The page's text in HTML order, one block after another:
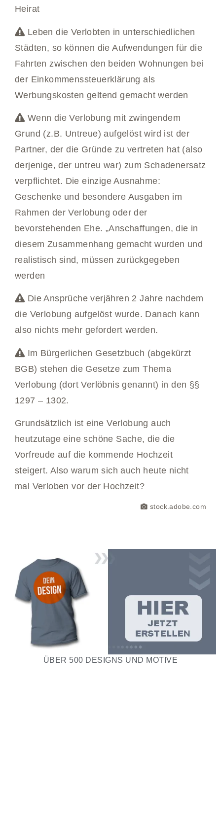
Heirat
Leben die Verlobten in unterschiedlichen
Städten, so können die Aufwendungen für die
Fahrten zwischen den beiden Wohnungen bei
der Einkommenssteuerklärung als
Werbungskosten geltend gemacht werden
Wenn die Verlobung mit zwingendem
Grund (z.B. Untreue) aufgelöst wird ist der
Partner, der die Gründe zu vertreten hat (also
derjenige, der untreu war) zum Schadenersatz
verpflichtet. Die einzige Ausnahme:
Geschenke und besondere Ausgaben im
Rahmen der Verlobung oder der
bevorstehenden Ehe. „Anschaffungen, die in
diesem Zusammenhang gemacht wurden und
realistisch sind, müssen zurückgegeben
werden
Die Ansprüche verjähren 2 Jahre nachdem
die Verlobung aufgelöst wurde. Danach kann
also nichts mehr gefordert werden.
Im Bürgerlichen Gesetzbuch (abgekürzt
BGB) stehen die Gesetze zum Thema
Verlobung (dort Verlöbnis genannt) in den §§
1297 – 1302.
Grundsätzlich ist eine Verlobung auch
heutzutage eine schöne Sache, die die
Vorfreude auf die kommende Hochzeit
steigert. Also warum sich auch heute nicht
mal Verloben vor der Hochzeit?
stock.adobe.com
ÜBER 500 DESIGNS UND MOTIVE